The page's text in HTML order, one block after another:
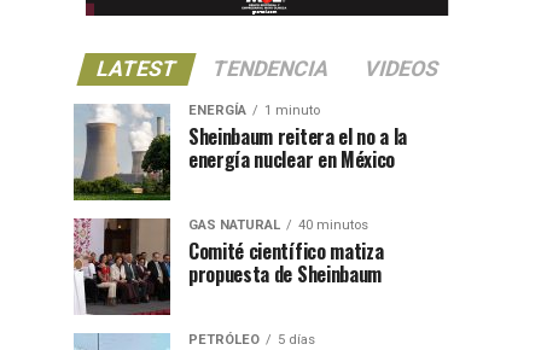
LATEST TENDENCIA VIDEOS
ENERGÍA 1 minuto
Sheinbaum reitera el no a la
energía nuclear en México
GAS NATURAL 40 minutos
Comité científico matiza
propuesta de Sheinbaum
PETRÓLEO 5 días